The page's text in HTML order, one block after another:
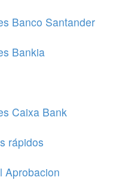
Banco Santander
Bankia
Caixa Bank
rápidos
Aprobacion